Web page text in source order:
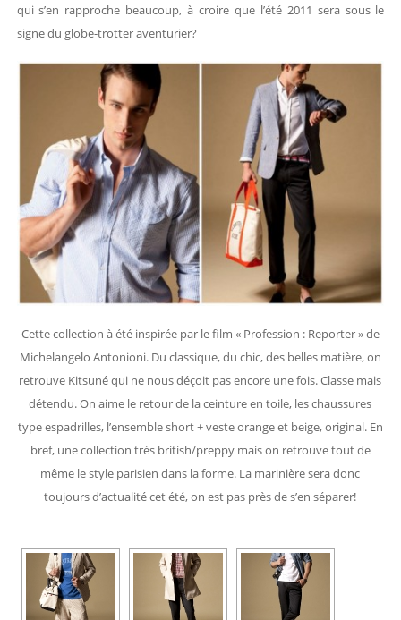
qui s’en rapproche beaucoup, à croire que l’été 2011 sera sous le
signe du globe-trotter aventurier?
Cette collection à été inspirée par le film « Profession : Reporter » de
Michelangelo Antonioni. Du classique, du chic, des belles matière, on
retrouve Kitsuné qui ne nous déçoit pas encore une fois. Classe mais
détendu. On aime le retour de la ceinture en toile, les chaussures
type espadrilles, l’ensemble short + veste orange et beige, original. En
bref, une collection très british/preppy mais on retrouve tout de
même le style parisien dans la forme. La marinière sera donc
toujours d’actualité cet été, on est pas près de s’en séparer!